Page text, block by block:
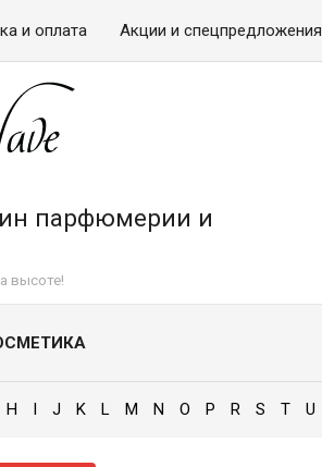
и оплата Акции и спецпредложения
парфюмерии и
высоте!
H I J K L M N O P R S T U